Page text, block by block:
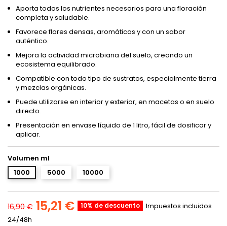
Aporta todos los nutrientes necesarios para una floración
completa y saludable.
Favorece flores densas, aromáticas y con un sabor
auténtico.
Mejora la actividad microbiana del suelo, creando un
ecosistema equilibrado.
Compatible con todo tipo de sustratos, especialmente tierra
y mezclas orgánicas.
Puede utilizarse en interior y exterior, en macetas o en suelo
directo.
Presentación en envase líquido de 1 litro, fácil de dosificar y
aplicar.
Volumen ml
1000
5000 10000
16,90 € 15,21 € 10% de descuento
Impuestos incluidos
24/48h